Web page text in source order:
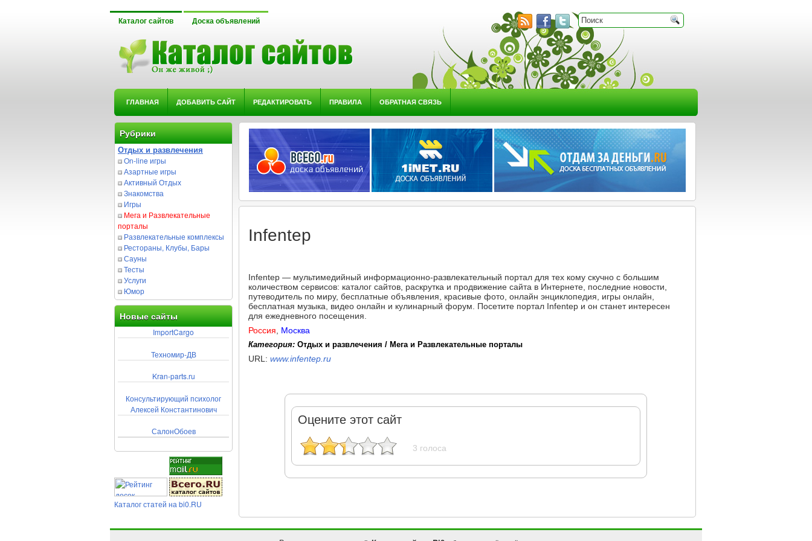
Каталог сайтов Доска объявлений
ГЛАВНАЯ ДОБАВИТЬ САЙТ РЕДАКТИРОВАТЬ ПРАВИЛА ОБРАТНАЯ СВЯЗЬ
Рубрики
Отдых и развлечения
On-line игры
Азартные игры
Активный Отдых
Знакомства
Игры
Мега и Развлекательные
порталы
Развлекательные комплексы
Рестораны, Клубы, Бары
Сауны
Тесты
Услуги
Юмор
Новые сайты
ImportCargo
Техномир-ДВ
Kran-parts.ru
Консультирующий психолог
Алексей Константинович
СалонОбоев
Каталог статей на bi0.RU
Infentep
Infentep — мультимедийный информационно-развлекательный портал для тех кому скучно с большим
количеством сервисов: каталог сайтов, раскрутка и продвижение сайта в Интернете, последние новости,
путеводитель по миру, бесплатные объявления, красивые фото, онлайн энциклопедия, игры онлайн,
бесплатная музыка, видео онлайн и кулинарный форум. Посетите портал Infentep и он станет интересен
для ежедневного посещения.
Россия
Москва
Категория: Отдых и развлечения / Мега и Развлекательные порталы
URL: www.infentep.ru
Оцените этот сайт
3 голоса